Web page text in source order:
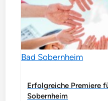
Bad Sobernheim
Erfolgreiche Premiere
Sobernheim